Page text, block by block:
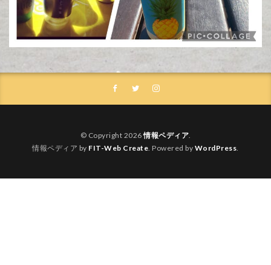
© Copyright 2026情報ペディア.
情報ペディア by FIT-Web Create. Powered by WordPress.